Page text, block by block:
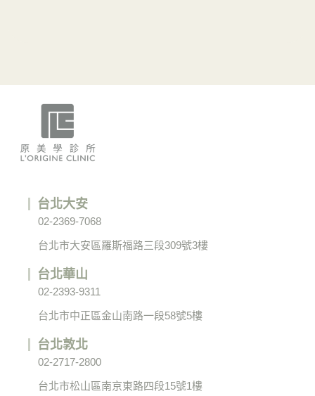
台北大安
02-2369-7068
台北市大安區羅斯福路三段309號3樓
台北華山
02-2393-9311
台北市中正區金山南路一段58號5樓
台北敦北
02-2717-2800
台北市松山區南京東路四段15號1樓